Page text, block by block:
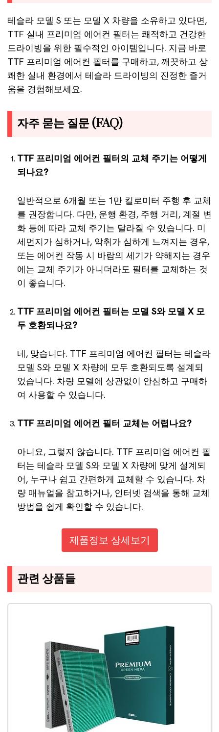
테슬라 모델 S 또는 모델 X 차량을 소유하고 있다면,
TTF 실내 프리미엄 에어컨 필터는 쾌적하고 건강한
드라이빙을 위한 필수적인 아이템입니다. 지금 바로
TTF 프리미엄 에어컨 필터를 구매하고, 깨끗하고 상
쾌한 실내 환경에서 테슬라 드라이빙의 진정한 즐거
움을 경험해보세요.
자주 묻는 질문 (FAQ)
TTF 프리미엄 에어컨 필터의 교체 주기는 어떻게
되나요?
일반적으로 6개월 또는 1만 킬로미터 주행 후 교체
를 권장합니다. 다만, 운행 환경, 주행 거리, 계절 변
화 등에 따라 교체 주기는 달라질 수 있습니다. 미
세먼지가 심하거나, 악취가 심하게 느껴지는 경우,
또는 에어컨 작동 시 바람의 세기가 약해지는 경우
에는 교체 주기가 아니더라도 필터를 교체하는 것
이 좋습니다.
TTF 프리미엄 에어컨 필터는 모델 S와 모델 X 모
두 호환되나요?
네, 맞습니다. TTF 프리미엄 에어컨 필터는 테슬라
모델 S와 모델 X 차량에 모두 호환되도록 설계되
었습니다. 차량 모델에 상관없이 안심하고 구매하
여 사용할 수 있습니다.
TTF 프리미엄 에어컨 필터 교체는 어렵나요?
아니요, 그렇지 않습니다. TTF 프리미엄 에어컨 필
터는 테슬라 모델 S와 모델 X 차량에 맞게 설계되
어, 누구나 쉽고 간편하게 교체할 수 있습니다. 차
량 매뉴얼을 참고하거나, 인터넷 검색을 통해 교체
방법을 쉽게 확인할 수 있습니다.
제품정보 상세보기
관련 상품들